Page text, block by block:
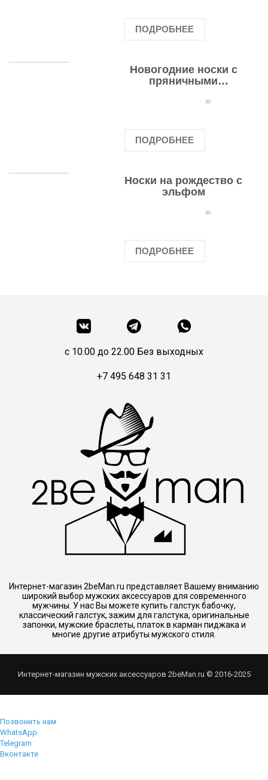
ПОДРОБНЕЕ
Новогодние носки с
пряничными
(0)
ПОДРОБНЕЕ
Носки на рождество с
эльфом
(0)
ПОДРОБНЕЕ
c 10.00 до 22.00 Без выходных
+7 495 648 31 31
Интернет-магазин 2beMan.ru представляет Вашему вниманию
широкий выбор мужских аксессуаров для современного
мужчины. У нас Вы можете купить галстук бабочку,
классический галстук, зажим для галстука, оригинальные
запонки, мужские браслеты, платок в карман пиджака и
многие другие атрибуты мужского стиля.
Интернет-магазин мужских аксессуаров 2beMan.ru © 2016-2025
Позвонить нам
WhatsApp
Telegram
Вконтакте